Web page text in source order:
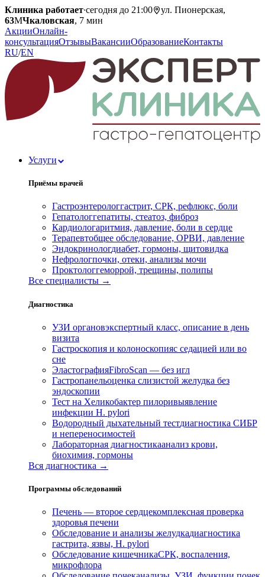
Клиника работает·сегодня до 21:00
ул. Пионерская,
63МЧкаловская, 7 мин
АкцииОнлайн-
консультацияОтзывыВакансииОбразованиеКонтакты
RU/EN
Услуги
Приёмы врачей
Гастроэнтерологгастрит, СРК, рефлюкс, боли
Гепатологгепатиты, стеатоз, фиброз
Кардиологаритмия, давление, боли в сердце
Терапевтобщее обследование, ОРВИ, давление
Эндокринологдиабет, гормоны, щитовидка
Нефрологпочки, отеки, анализы мочи
Проктологгеморрой, трещины, полипы
Все специалисты →
Диагностика
УЗИ органовэкспертный класс, описание в день
визита
Гастроскопия и колоноскопияс седацией или во
сне
ЭластографияFibroScan — без игл
Гастропанельоценка слизистой желудка без
эндоскопии
Тест на Хеликобактер пилоривыявление
инфекции H. pylori
Водородный дыхательный тестдиагностика СИБР
и непереносимостей
Лабораторная диагностикаанализ крови,
биохимия, гормоны
Вся диагностика →
Программы обследований
Печень — второе сердцекомплексная проверка
здоровья печени
Обследование и анализы желудкадиагностика
гастрита, язвы, H. pylori
Обследование кишечникаСРК, воспаления,
микрофлора